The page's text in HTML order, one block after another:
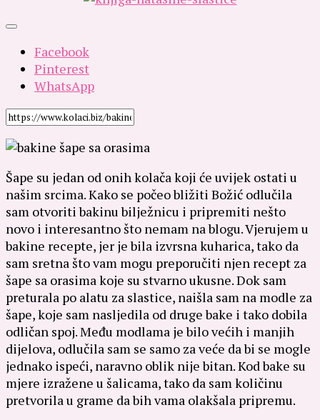
Facebook
Pinterest
WhatsApp
Šape su jedan od onih kolača koji će uvijek ostati u
našim srcima. Kako se počeo bližiti Božić odlučila
sam otvoriti bakinu bilježnicu i pripremiti nešto
novo i interesantno što nemam na blogu.Vjerujem u
bakine recepte, jer je bila izvrsna kuharica, tako da
sam sretna što vam mogu preporučiti njen recept za
šape sa orasima koje su stvarno ukusne. Dok sam
preturala po alatu za slastice, naišla sam na modle za
šape, koje sam nasljedila od druge bake i tako dobila
odličan spoj. Među modlama je bilo većih i manjih
dijelova, odlučila sam se samo za veće da bi se mogle
jednako ispeći, naravno oblik nije bitan. Kod bake su
mjere izražene u šalicama, tako da sam količinu
pretvorila u grame da bih vama olakšala pripremu.